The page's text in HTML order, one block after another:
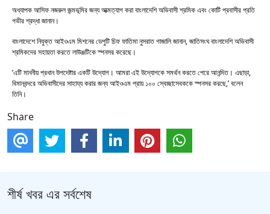
অধ্যাপক আসিফ নজরুল জন্মভূমির জন্য আত্মত্যাগ করা বাংলাদেশি অভিবাসী শ্রমিক এবং কোটি প্রবাসীর প্রতি
গভীর শ্রদ্ধা জানান।
বাংলাদেশে নিযুক্ত আইওএম মিশনের ডেপুটি চিফ ফাতিমা নুসরাত গাজালি জানান, জাতিসংঘ বাংলাদেশি অভিবাসী
শ্রমিকদের সহায়তা করতে লাউঞ্জটিকে স্পনসর করেছে।
‘এটি মাননীয় প্রধান উপদেষ্টার একটি উদ্যোগ। আমরা এই উদ্যোগকে সমর্থন করতে পেরে আনন্দিত। এছাড়া,
বিমানবন্দরে অভিবাসীদের সাহায্য করার জন্য আইওএম প্রায় ১০০ স্বেচ্ছাসেবককে স্পনসর করছে,’ বলেন
তিনি।
Share
শীর্ষ খবর এর সর্বশেষ